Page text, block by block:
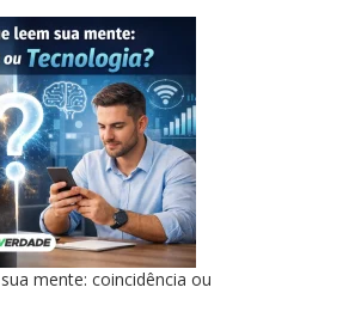
mente: coincidência ou